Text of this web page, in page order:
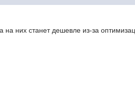
них станет дешевле из-за